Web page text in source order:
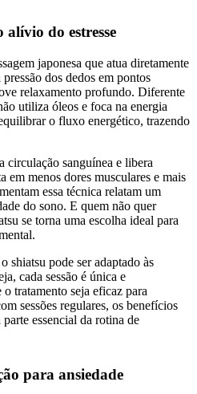
alívio do estresse
japonesa que atua diretamente
dos dedos em pontos
relaxamento profundo. Diferente
utiliza óleos e foca na energia
o fluxo energético, trazendo
circulação sanguínea e libera
em menos dores musculares e mais
essa técnica relatam um
do sono. E quem não quer
se torna uma escolha ideal para
shiatsu pode ser adaptado às
cada sessão é única e
tratamento seja eficaz para
sessões regulares, os benefícios
essencial da rotina de
para ansiedade